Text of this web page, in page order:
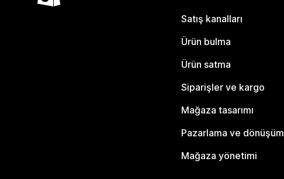
Satış kanalları
Ürün bulma
Ürün satma
Siparişler ve kargo
Mağaza tasarımı
Pazarlama ve dönüşüm
Mağaza yönetimi